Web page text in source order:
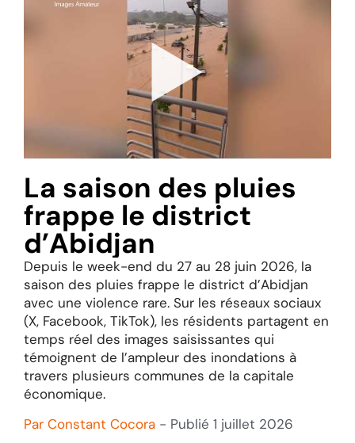
La saison des pluies
frappe le district
d’Abidjan
Depuis le week-end du 27 au 28 juin 2026, la
saison des pluies frappe le district d’Abidjan
avec une violence rare. Sur les réseaux sociaux
(X, Facebook, TikTok), les résidents partagent en
temps réel des images saisissantes qui
témoignent de l’ampleur des inondations à
travers plusieurs communes de la capitale
économique.
Par Constant Cocora - Publié 1 juillet 2026